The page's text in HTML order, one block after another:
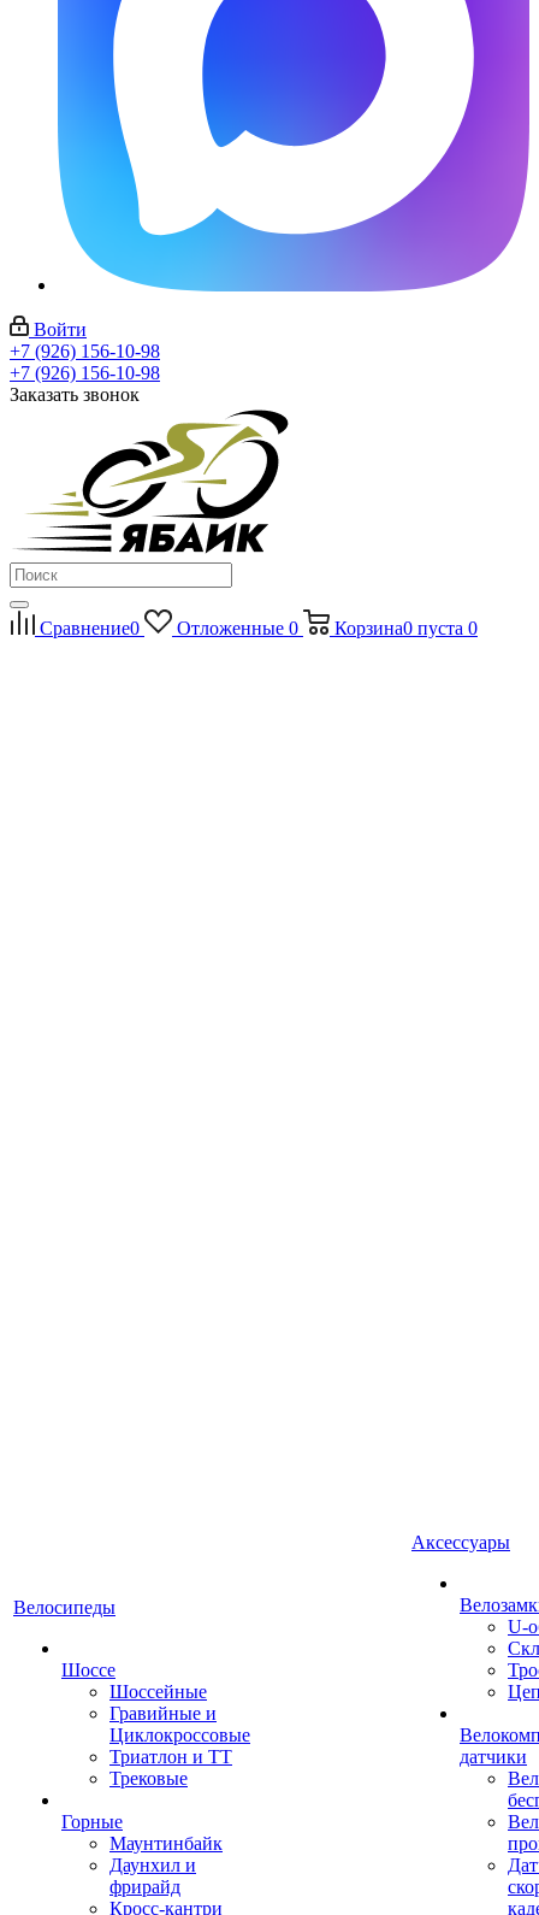
Войти
+7 (926) 156-10-98
+7 (926) 156-10-98
Заказать звонок
Сравнение0 Отложенные 0 Корзина0 пуста 0
Велосипеды
Шоссе
Шоссейные
Гравийные и
Циклокроссовые
Триатлон и ТТ
Трековые
Горные
Маунтинбайк
Даунхил и
фрирайд
Кросс-кантри
Аксессуары
U-
датчики